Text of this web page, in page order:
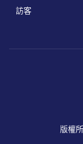
訪客
版權